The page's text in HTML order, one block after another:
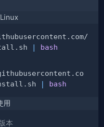
| bash
| bash
用
本